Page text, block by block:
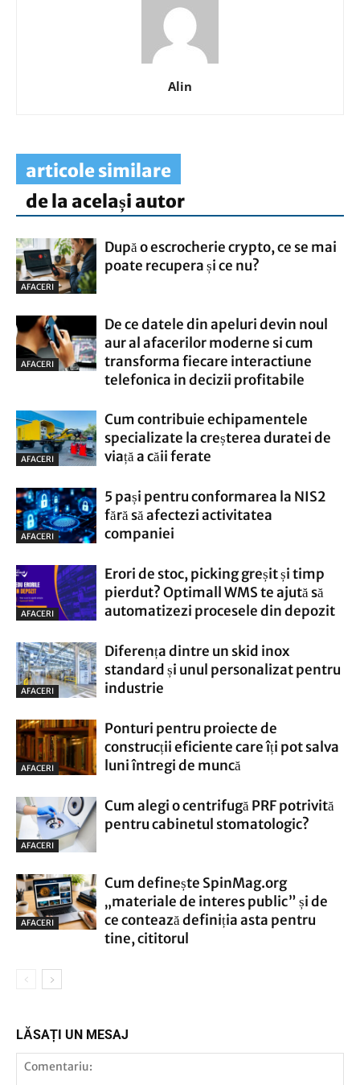
Alin
articole similare
de la același autor
AFACERI
După o escrocherie crypto, ce se mai
poate recupera și ce nu?
AFACERI
De ce datele din apeluri devin noul
aur al afacerilor moderne si cum
transforma fiecare interactiune
telefonica in decizii profitabile
AFACERI
Cum contribuie echipamentele
specializate la creșterea duratei de
viață a căii ferate
AFACERI
5 pași pentru conformarea la NIS2
fără să afectezi activitatea
companiei
AFACERI
Erori de stoc, picking greșit și timp
pierdut? Optimall WMS te ajută să
automatizezi procesele din depozit
AFACERI
Diferența dintre un skid inox
standard și unul personalizat pentru
industrie
AFACERI
Ponturi pentru proiecte de
construcții eficiente care îți pot salva
luni întregi de muncă
AFACERI
Cum alegi o centrifugă PRF potrivită
pentru cabinetul stomatologic?
AFACERI
Cum definește SpinMag.org
„materiale de interes public” și de
ce contează definiția asta pentru
tine, cititorul
LĂSAȚI UN MESAJ